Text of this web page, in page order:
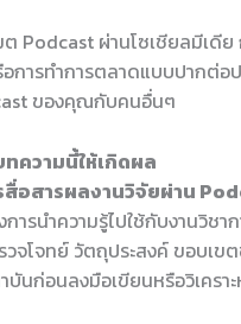
Podcast ผ่านโซเชียลมีเดีย
การทำการตลาดแบบปากต่อ
ของคุณกับคนอื่นๆ
ความนี้ให้เกิดผล
สื่อสารผลงานวิจัยผ่าน
ารนำความรู้ไปใช้กับงานวิชา
วจโจทย์ วัตถุประสงค์ ขอบเข
นก่อนลงมือเขียนหรือวิเครา